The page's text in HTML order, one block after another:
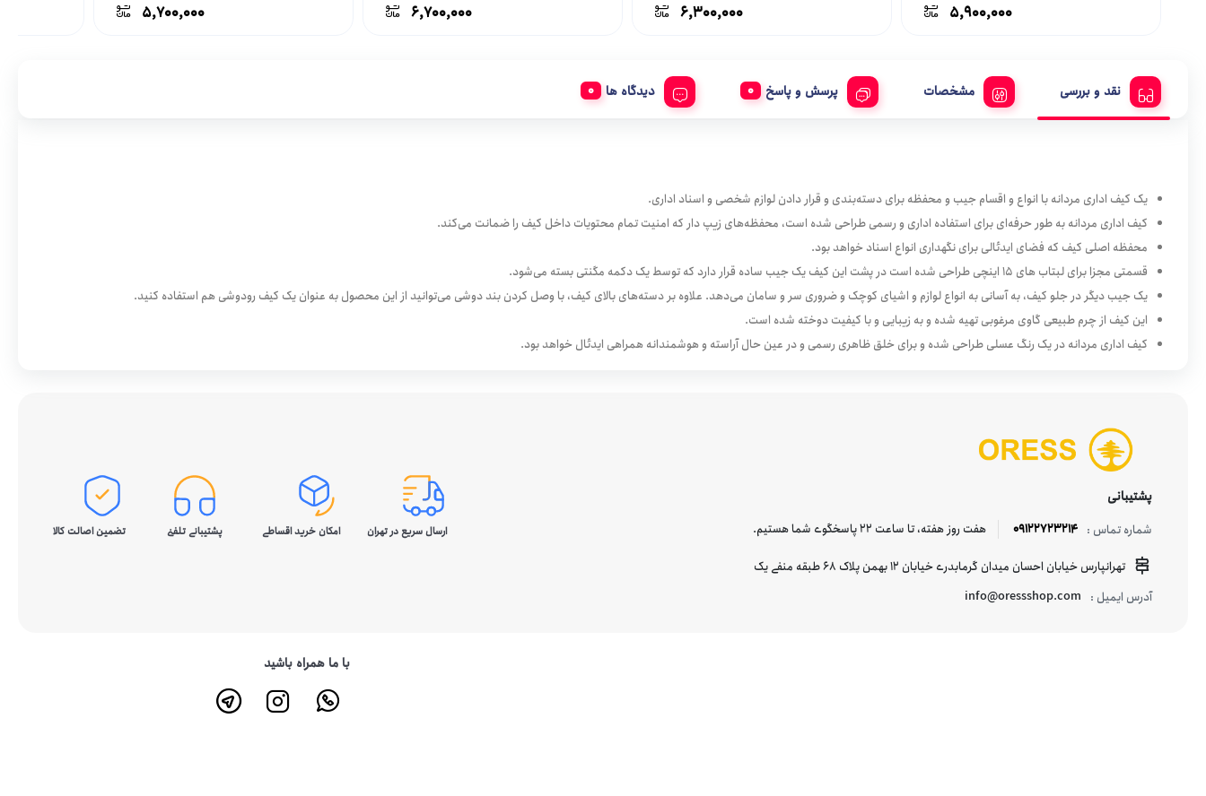
GUARD
Hendry
Hyundai
JTR
Mazhro
5,900,000
6,300,000
6,700,000
5,700,000
نقد و بررسی مشخصات پرسش و پاسخ دیدگاه ها
یک کیف اداری مردانه با انواع و اقسام جیب و محفظه برای دسته‌بندی و قرار دادن لوازم شخصی و اسناد اداری.
کیف اداری مردانه به طور حرفه‌ای برای استفاده اداری و رسمی طراحی شده است، محفظه‌های زیپ دار که امنیت تمام محتویات داخل کیف را ضمانت می‌کند.
محفظه اصلی کیف که فضای ایدئالی برای نگهداری انواع اسناد خواهد بود.
قسمتی مجزا برای لبتاب های 15 اینچی طراحی شده است در پشت این کیف یک جیب ساده قرار دارد که توسط یک دکمه مگنتی بسته می‌شود.
یک جیب دیگر در جلو کیف، به آسانی به انواع لوازم و اشیای کوچک و ضروری سر و سامان می‌دهد. علاوه بر دسته‌های بالای کیف، با وصل کردن بند دوشی می‌توانید از این محصول به عنوان یک کیف رودوشی هم استفاده کنید.
این کیف از چرم طبیعی گاوی مرغوبی تهیه شده و به زیبایی و با کیفیت دوخته شده است.
کیف اداری مردانه در یک رنگ عسلی طراحی شده و برای خلق ظاهری رسمی و در عین حال آراسته و هوشمندانه همراهی ایدئال خواهد بود.
پشتیبانی
شماره تماس : 09122723214
هفت روز هفته، تا ساعت 22 پاسخگوی شما هستیم.
تهرانپارس خیابان احسان میدان گرمابدری خیابان 12 بهمن پلاک 68 طبقه منفی یک
آدرس ایمیل : info@oressshop.com
ارسال سریع در تهران امکان خرید اقساطی پشتیبانی تلفنی تضمین اصالت کالا
با ما همراه باشید